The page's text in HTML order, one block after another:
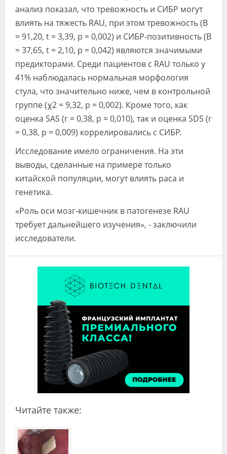
анализ показал, что тревожность и СИБР могут
влиять на тяжесть RAU, при этом тревожность (B
= 91,20, t = 3,39, p = 0,002) и СИБР-позитивность (B
= 37,65, t = 2,10, p = 0,042) являются значимыми
предикторами. Среди пациентов с RAU только у
41% наблюдалась нормальная морфология
стула, что значительно ниже, чем в контрольной
группе (χ2 = 9,32, р = 0,002). Кроме того, как
оценка SAS (r = 0,38, p = 0,010), так и оценка SDS (r
= 0,38, p = 0,009) коррелировались с СИБР.
Исследование имело ограничения. На эти
выводы, сделанные на примере только
китайской популяции, могут влиять раса и
генетика.
«Роль оси мозг-кишечник в патогенезе RAU
требует дальнейшего изучения», - заключили
исследователи.
Читайте также: